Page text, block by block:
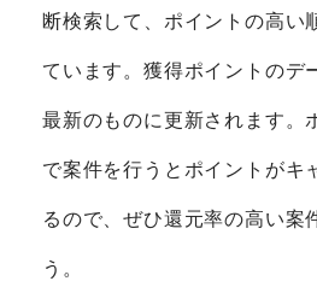
断検索して、ポイントの高い
ています。獲得ポイントのデ
最新のものに更新されます。
で案件を行うとポイントがキ
るので、ぜひ還元率の高い案
う。